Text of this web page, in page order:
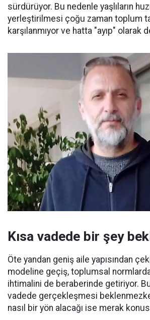
sürdürüyor. Bu nedenle yaşlıların
yerleştirilmesi çoğu zaman toplum
karşılanmıyor ve hatta "ayıp" olarak
Kısa vadede bir şey
Öte yandan geniş aile yapısından
modeline geçiş, toplumsal
ihtimalini de beraberinde getiriyor.
vadede gerçekleşmesi
nasıl bir yön alacağı ise merak